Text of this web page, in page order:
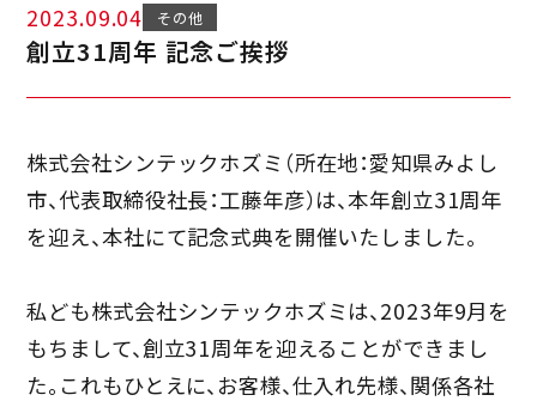
2023.09.04 その他
創立31周年 記念ご挨拶
株式会社シンテックホズミ（所在地：愛知県みよし
市、代表取締役社長：工藤年彦）は、本年創立31周年
を迎え、本社にて記念式典を開催いたしました。
私ども株式会社シンテックホズミは、2023年9月を
もちまして、創立31周年を迎えることができまし
た。これもひとえに、お客様、仕入れ先様、関係各社